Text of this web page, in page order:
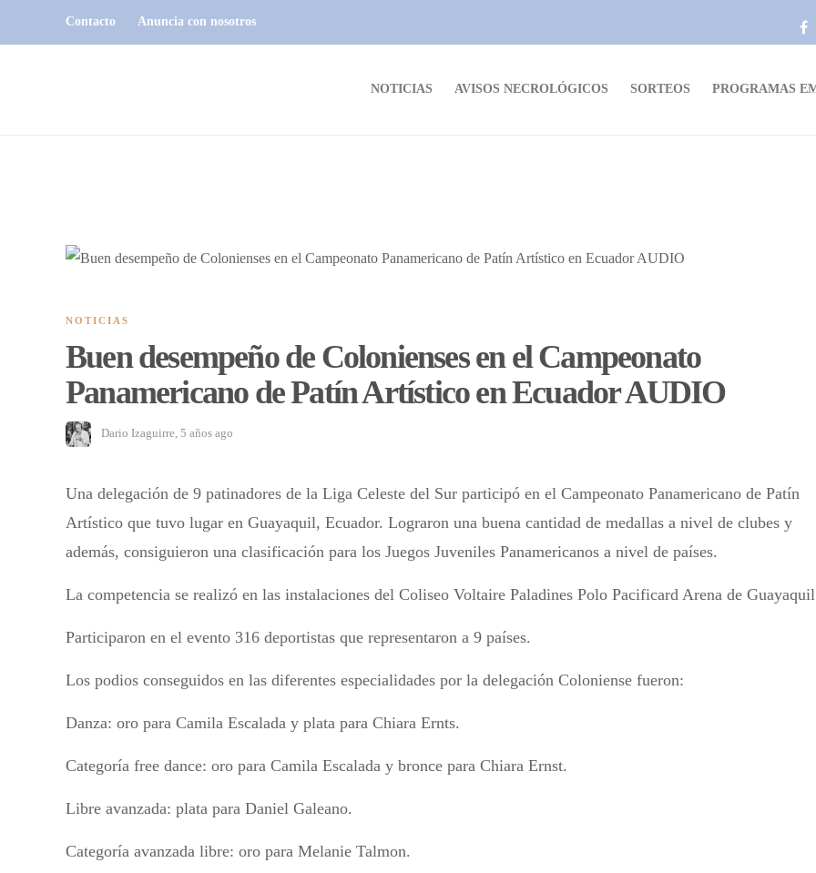
Contacto Anuncia con nosotros
NOTICIAS AVISOS NECROLÓGICOS SORTEOS PROGRAMAS
NOTICIAS
Buen desempeño de Colonienses en el Campeonato
Panamericano de Patín Artístico en Ecuador AUDIO
Dario Izaguirre, 5 años ago
Una delegación de 9 patinadores de la Liga Celeste del Sur participó en el Campeonato Panamericano de Patín
Artístico que tuvo lugar en Guayaquil, Ecuador. Lograron una buena cantidad de medallas a nivel de clubes y
además, consiguieron una clasificación para los Juegos Juveniles Panamericanos a nivel de países.
La competencia se realizó en las instalaciones del Coliseo Voltaire Paladines Polo Pacificard Arena de
Participaron en el evento 316 deportistas que representaron a 9 países.
Los podios conseguidos en las diferentes especialidades por la delegación Coloniense fueron:
Danza: oro para Camila Escalada y plata para Chiara Ernts.
Categoría free dance: oro para Camila Escalada y bronce para Chiara Ernst.
Libre avanzada: plata para Daniel Galeano.
Categoría avanzada libre: oro para Melanie Talmon.